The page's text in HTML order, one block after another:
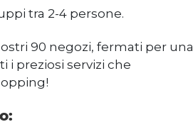
tra 2-4 persone.
90 negozi, fermati per una
i preziosi servizi che